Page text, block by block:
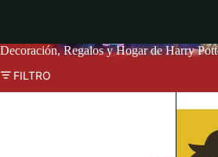
Decoración, Regalos y Hogar de Harry
FILTRO